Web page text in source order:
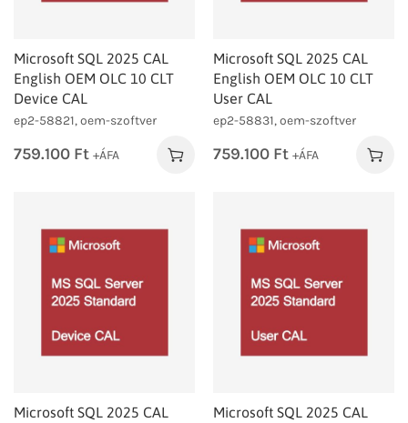
Microsoft SQL 2025 CAL
English OEM OLC 10 CLT
Device CAL
ep2-58821, oem-szoftver
759.100 Ft +ÁFA
Microsoft SQL 2025 CAL
English OEM OLC 10 CLT
User CAL
ep2-58831, oem-szoftver
759.100 Ft +ÁFA
Microsoft SQL 2025 CAL
Microsoft SQL 2025 CAL